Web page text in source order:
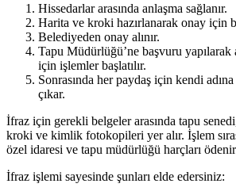
Hissedarlar arasında anlaşma sağlanır.
Harita ve kroki hazırlanarak onay için
Belediyeden onay alınır.
Tapu Müdürlüğü’ne başvuru yapılarak
için işlemler başlatılır.
Sonrasında her paydaş için kendi
çıkar.
İfraz için gerekli belgeler arasında tapu
kroki ve kimlik fotokopileri yer alır. İşlem
özel idaresi ve tapu müdürlüğü harçları
İfraz işlemi sayesinde şunları elde edersiniz: